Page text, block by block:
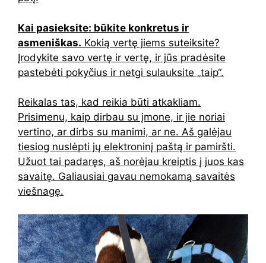
Kai pasieksite: būkite konkretus ir
asmeniškas. Kokią vertę jiems suteiksite?
Įrodykite savo vertę ir vertę, ir jūs pradėsite
pastebėti pokyčius ir netgi sulauksite „taip“.
Reikalas tas, kad reikia būti atkakliam.
Prisimenu, kaip dirbau su įmone, ir jie noriai
vertino, ar dirbs su manimi, ar ne. Aš galėjau
tiesiog nuslėpti jų elektroninį paštą ir pamiršti.
Užuot tai padaręs, aš norėjau kreiptis į juos kas
savaitę. Galiausiai gavau nemokamą savaitės
viešnagę.